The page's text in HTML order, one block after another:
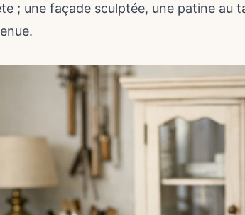
; une façade sculptée, une patine au